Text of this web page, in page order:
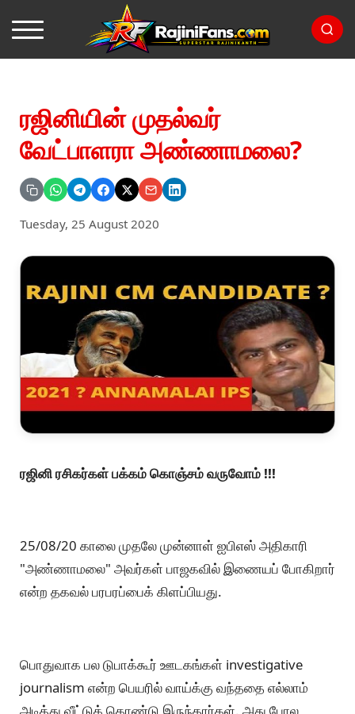
ரஜினியின் முதல்வர்
வேட்பாளரா அண்ணாமலை?
Tuesday, 25 August 2020
ரஜினி ரசிகர்கள் பக்கம் கொஞ்சம் வருவோம் !!!
25/08/20 காலை முதலே முன்னாள் ஐபிஎஸ் அதிகாரி
"அண்ணாமலை" அவர்கள் பாஜகவில் இணையப் போகிறார்
என்ற தகவல் பரபரப்பைக் கிளப்பியது.
பொதுவாக பல டுபாக்கூர் ஊடகங்கள் investigative
journalism என்ற பெயரில் வாய்க்கு வந்ததை எல்லாம்